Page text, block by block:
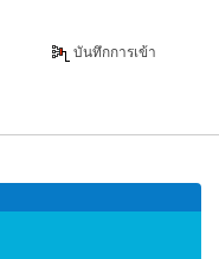
บันทึกการเข้า